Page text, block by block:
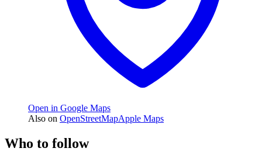
Open in Google Maps
Also on OpenStreetMapApple Maps
Who to follow